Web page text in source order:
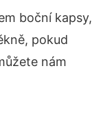
boční kapsy,
pokud
nám